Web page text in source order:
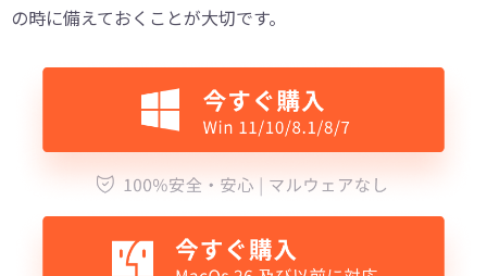
の時に備えておくことが大切です。